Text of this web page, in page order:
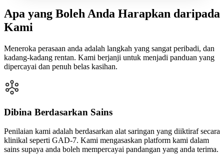
Apa yang Boleh Anda Harapkan daripada
Kami
Meneroka perasaan anda adalah langkah yang sangat peribadi, dan
kadang-kadang rentan. Kami berjanji untuk menjadi panduan yang
dipercayai dan penuh belas kasihan.
Dibina Berdasarkan Sains
Penilaian kami adalah berdasarkan alat saringan yang diiktiraf secara
klinikal seperti GAD-7. Kami mengasaskan platform kami dalam
sains supaya anda boleh mempercayai pandangan yang anda terima.